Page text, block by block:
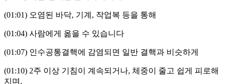
(01:01) 오염된 바닥, 기계 , 작업복 등을 통해
(01:04) 사람에게 옮을 수 있습니다
(01:07) 인수공통결핵에 감염되면 일반 결핵과 비슷하게
(01:10) 2주 이상 기침이 계속되거나, 체중이 줄고 쉽게 피로해
지며 ,